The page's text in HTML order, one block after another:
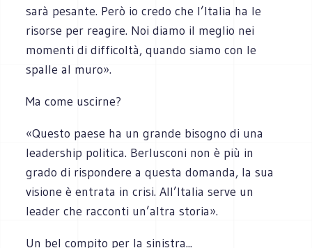
sarà pesante. Però io credo che l’Italia ha le
risorse per reagire. Noi diamo il meglio nei
momenti di difficoltà, quando siamo con le
spalle al muro».
Ma come uscirne?
«Questo paese ha un grande bisogno di una
leadership politica. Berlusconi non è più in
grado di rispondere a questa domanda, la sua
visione è entrata in crisi. All’Italia serve un
leader che racconti un’altra storia».
Un bel compito per la sinistra...